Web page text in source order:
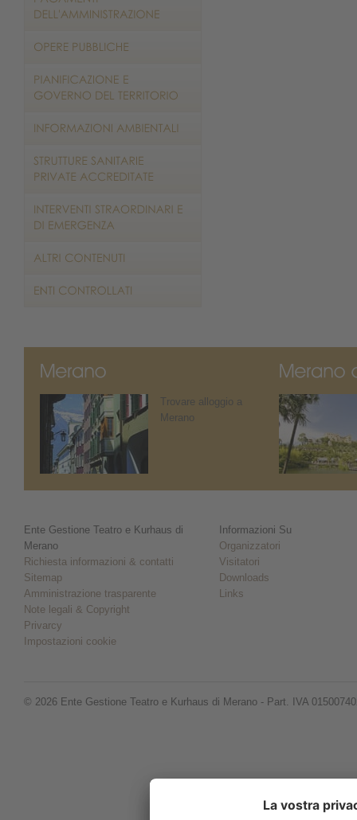
Trovare alloggio a
Merano
Ente Gestione Teatro e Kurhaus di
Merano
Richiesta informazioni & contatti
Sitemap
Amministrazione trasparente
Note legali & Copyright
Privarcy
Impostazioni cookie
Informazioni Su
Organizzatori
Visitatori
Downloads
Links
© 2026 Ente Gestione Teatro e Kurhaus di Merano - Part. IVA